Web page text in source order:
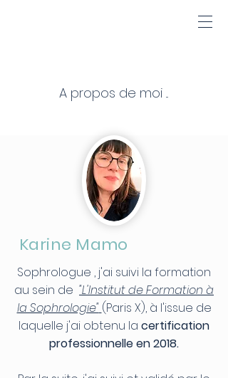
A propos de moi ...
Karine Mamo
Sophrologue , j'ai suivi la formation
au sein de "L'Institut de Formation à
la Sophrologie" (Paris X), à l'issue de
laquelle j'ai obtenu la certification
professionnelle en 2018.